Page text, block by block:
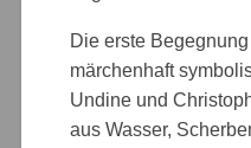
Die erste
märchenhaft
Undine und
aus Wasser,